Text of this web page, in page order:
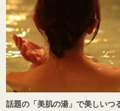
話題の「美肌の湯」で美しいつ